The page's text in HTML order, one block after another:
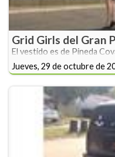
Grid Girls del Gran
El vestido es de Pineda
Jueves, 29 de octubre de